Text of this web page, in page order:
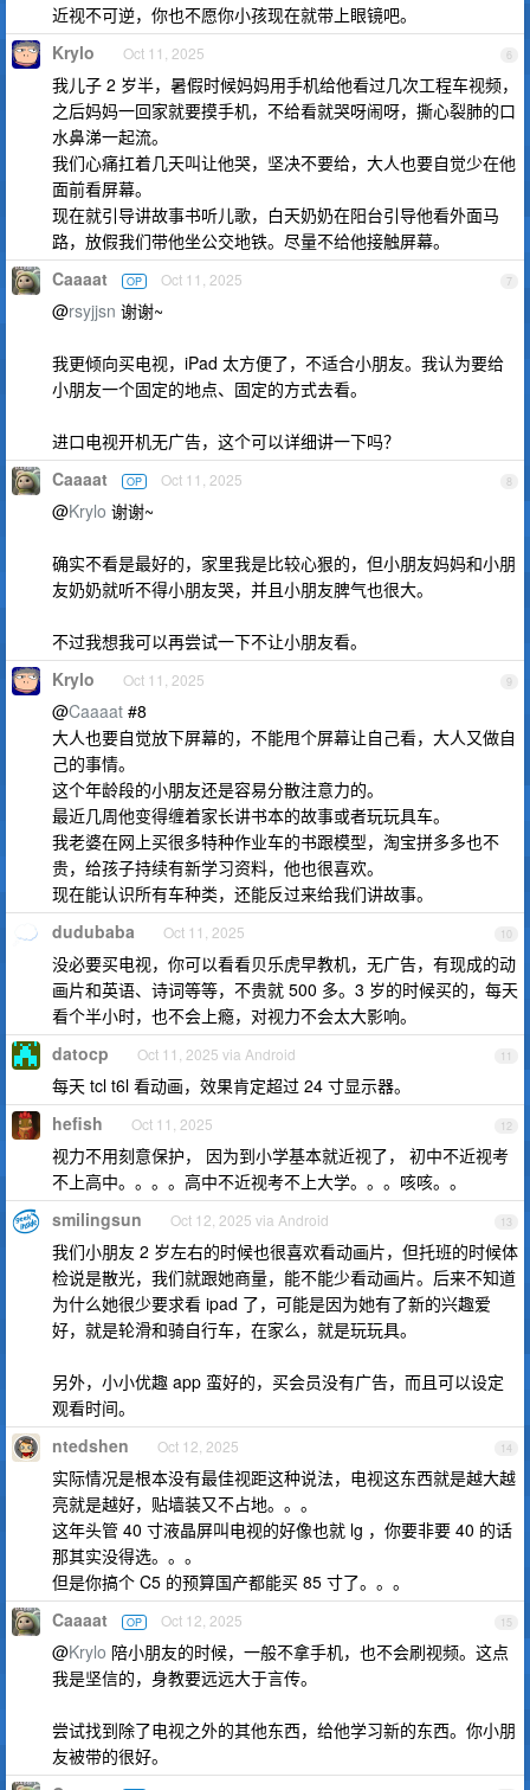
近视不可逆，你也不愿你小孩现在就带上眼镜吧。
6
Krylo Oct 11, 2025
我儿子 2 岁半，暑假时候妈妈用手机给他看过几次工程车视频，
之后妈妈一回家就要摸手机，不给看就哭呀闹呀，撕心裂肺的口
水鼻涕一起流。
我们心痛扛着几天叫让他哭，坚决不要给，大人也要自觉少在他
面前看屏幕。
现在就引导讲故事书听儿歌，白天奶奶在阳台引导他看外面马
路，放假我们带他坐公交地铁。尽量不给他接触屏幕。
7
Caaaat OP Oct 11, 2025
@rsyjjsn 谢谢~
我更倾向买电视，iPad 太方便了，不适合小朋友。我认为要给
小朋友一个固定的地点、固定的方式去看。
进口电视开机无广告，这个可以详细讲一下吗？
8
Caaaat OP Oct 11, 2025
@Krylo 谢谢~
确实不看是最好的，家里我是比较心狠的，但小朋友妈妈和小朋
友奶奶就听不得小朋友哭，并且小朋友脾气也很大。
不过我想我可以再尝试一下不让小朋友看。
9
Krylo Oct 11, 2025
@Caaaat #8
大人也要自觉放下屏幕的，不能甩个屏幕让自己看，大人又做自
己的事情。
这个年龄段的小朋友还是容易分散注意力的。
最近几周他变得缠着家长讲书本的故事或者玩玩具车。
我老婆在网上买很多特种作业车的书跟模型，淘宝拼多多也不
贵，给孩子持续有新学习资料，他也很喜欢。
现在能认识所有车种类，还能反过来给我们讲故事。
10
dudubaba Oct 11, 2025
没必要买电视，你可以看看贝乐虎早教机，无广告，有现成的动
画片和英语、诗词等等，不贵就 500 多。3 岁的时候买的，每天
看个半小时，也不会上瘾，对视力不会太大影响。
11
datocp Oct 11, 2025 via Android
每天 tcl t6l 看动画，效果肯定超过 24 寸显示器。
12
hefish Oct 11, 2025
视力不用刻意保护， 因为到小学基本就近视了， 初中不近视考
不上高中。。。。高中不近视考不上大学。。。咳咳。。
13
smilingsun Oct 12, 2025 via Android
我们小朋友 2 岁左右的时候也很喜欢看动画片，但托班的时候体
检说是散光，我们就跟她商量，能不能少看动画片。后来不知道
为什么她很少要求看 ipad 了，可能是因为她有了新的兴趣爱
好，就是轮滑和骑自行车，在家么，就是玩玩具。
另外，小小优趣 app 蛮好的，买会员没有广告，而且可以设定
观看时间。
14
ntedshen Oct 12, 2025
实际情况是根本没有最佳视距这种说法，电视这东西就是越大越
亮就是越好，贴墙装又不占地。。。
这年头管 40 寸液晶屏叫电视的好像也就 lg ，你要非要 40 的话
那其实没得选。。。
但是你搞个 C5 的预算国产都能买 85 寸了。。。
15
Caaaat OP Oct 12, 2025
@Krylo 陪小朋友的时候，一般不拿手机，也不会刷视频。这点
我是坚信的，身教要远远大于言传。
尝试找到除了电视之外的其他东西，给他学习新的东西。你小朋
友被带的很好。